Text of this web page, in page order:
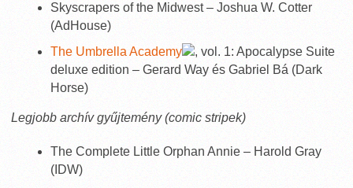
Skyscrapers of the Midwest – Joshua W. Cotter
(AdHouse)
The Umbrella Academy
, vol. 1: Apocalypse Suite
deluxe edition – Gerard Way és Gabriel Bá (Dark
Horse)
Legjobb archív gyűjtemény (comic stripek)
The Complete Little Orphan Annie – Harold Gray
(IDW)